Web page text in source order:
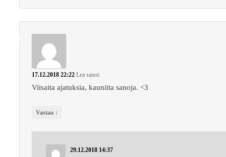
17.12.2018 22:22 Lea sanoi:
Viisaita ajatuksia, kauniita sanoja. <3
Vastaa ↓
29.12.2018 14:37